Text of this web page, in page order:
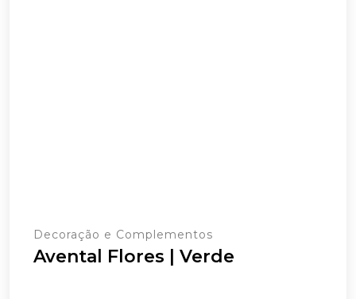
Decoração e Complementos
Avental Flores | Verde